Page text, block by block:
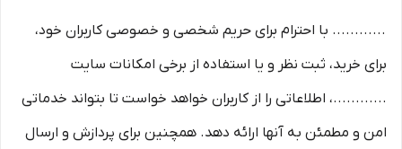
............ با احترام برای حریم شخصی و خصوصی کاربران خود،
برای خرید، ثبت نظر و یا استفاده از برخی امکانات سایت
............، اطلاعاتی را از کاربران خواهد خواست تا بتواند خدماتی
امن و مطمئن به آنها ارائه دهد. همچنین برای پردازش و ارسال